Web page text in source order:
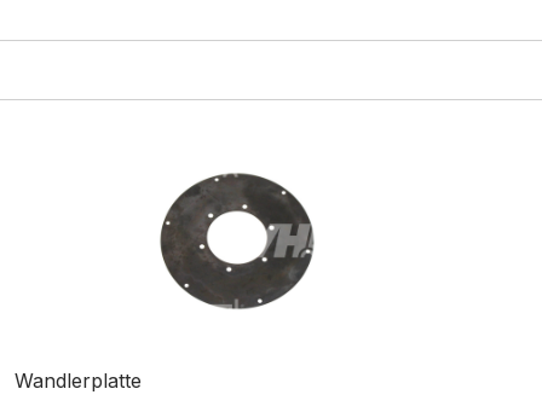
Wandlerplatte